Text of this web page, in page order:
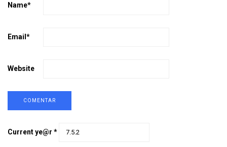
Name*
Email *
Website
Current ye@r *